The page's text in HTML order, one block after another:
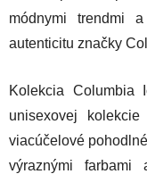
módnymi trendmi
autenticitu značky
Kolekcia Columbia
unisexovej
viacúčelové
výraznými